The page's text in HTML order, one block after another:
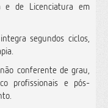
e de Licenciatura em
segundos ciclos,
conferente de grau,
profissionais e pós-